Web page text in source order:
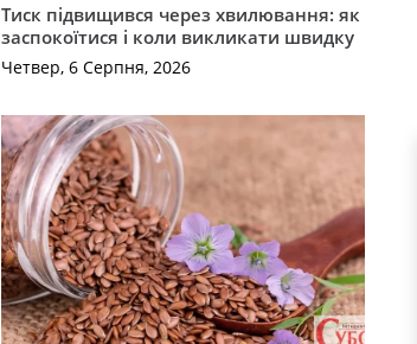
Тиск підвищився через хвилювання: як
заспокоїтися і коли викликати швидку
Четвер, 6 Серпня, 2026